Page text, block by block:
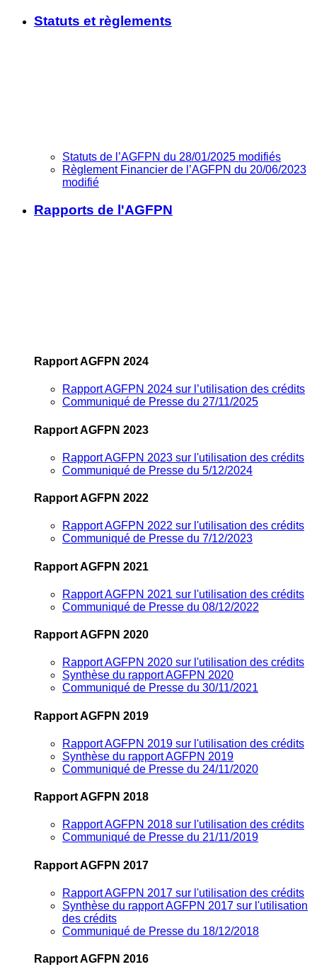
Statuts et règlements
Statuts de l’AGFPN du 28/01/2025 modifiés
Règlement Financier de l’AGFPN du 20/06/2023
modifié
Rapports de l'AGFPN
Rapport AGFPN 2024
Rapport AGFPN 2024 sur l’utilisation des crédits
Communiqué de Presse du 27/11/2025
Rapport AGFPN 2023
Rapport AGFPN 2023 sur l'utilisation des crédits
Communiqué de Presse du 5/12/2024
Rapport AGFPN 2022
Rapport AGFPN 2022 sur l'utilisation des crédits
Communiqué de Presse du 7/12/2023
Rapport AGFPN 2021
Rapport AGFPN 2021 sur l'utilisation des crédits
Communiqué de Presse du 08/12/2022
Rapport AGFPN 2020
Rapport AGFPN 2020 sur l'utilisation des crédits
Synthèse du rapport AGFPN 2020
Communiqué de Presse du 30/11/2021
Rapport AGFPN 2019
Rapport AGFPN 2019 sur l'utilisation des crédits
Synthèse du rapport AGFPN 2019
Communiqué de Presse du 24/11/2020
Rapport AGFPN 2018
Rapport AGFPN 2018 sur l'utilisation des crédits
Communiqué de Presse du 21/11/2019
Rapport AGFPN 2017
Rapport AGFPN 2017 sur l'utilisation des crédits
Synthèse du rapport AGFPN 2017 sur l'utilisation
des crédits
Communiqué de Presse du 18/12/2018
Rapport AGFPN 2016